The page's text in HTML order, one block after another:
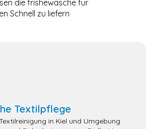
die frishewäsche für
Schnell zu liefern
Textilpflege
in Kiel und Umgebung